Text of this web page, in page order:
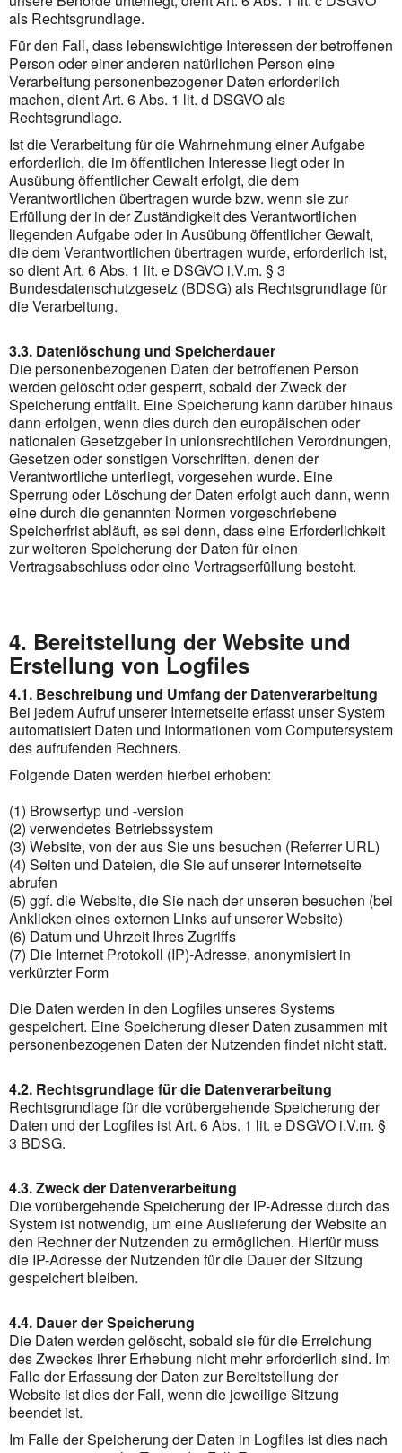
als Rechtsgrundlage.
Für den Fall, dass lebenswichtige Interessen der betroffenen
Person oder einer anderen natürlichen Person eine
Verarbeitung personenbezogener Daten erforderlich
machen, dient Art. 6 Abs. 1 lit. d DSGVO als
Rechtsgrundlage.
Ist die Verarbeitung für die Wahrnehmung einer Aufgabe
erforderlich, die im öffentlichen Interesse liegt oder in
Ausübung öffentlicher Gewalt erfolgt, die dem
Verantwortlichen übertragen wurde bzw. wenn sie zur
Erfüllung der in der Zuständigkeit des Verantwortlichen
liegenden Aufgabe oder in Ausübung öffentlicher Gewalt,
die dem Verantwortlichen übertragen wurde, erforderlich ist,
so dient Art. 6 Abs. 1 lit. e DSGVO i.V.m. § 3
Bundesdatenschutzgesetz (BDSG) als Rechtsgrundlage für
die Verarbeitung.
3.3. Datenlöschung und Speicherdauer
Die personenbezogenen Daten der betroffenen Person
werden gelöscht oder gesperrt, sobald der Zweck der
Speicherung entfällt. Eine Speicherung kann darüber hinaus
dann erfolgen, wenn dies durch den europäischen oder
nationalen Gesetzgeber in unionsrechtlichen Verordnungen,
Gesetzen oder sonstigen Vorschriften, denen der
Verantwortliche unterliegt, vorgesehen wurde. Eine
Sperrung oder Löschung der Daten erfolgt auch dann, wenn
eine durch die genannten Normen vorgeschriebene
Speicherfrist abläuft, es sei denn, dass eine Erforderlichkeit
zur weiteren Speicherung der Daten für einen
Vertragsabschluss oder eine Vertragserfüllung besteht.
4. Bereitstellung der Website und
Erstellung von Logfiles
4.1. Beschreibung und Umfang der Datenverarbeitung
Bei jedem Aufruf unserer Internetseite erfasst unser System
automatisiert Daten und Informationen vom Computersystem
des aufrufenden Rechners.
Folgende Daten werden hierbei erhoben:
(1) Browsertyp und -version
(2) verwendetes Betriebssystem
(3) Website, von der aus Sie uns besuchen (Referrer URL)
(4) Seiten und Dateien, die Sie auf unserer Internetseite
abrufen
(5) ggf. die Website, die Sie nach der unseren besuchen (bei
Anklicken eines externen Links auf unserer Website)
(6) Datum und Uhrzeit Ihres Zugriffs
(7) Die Internet Protokoll (IP)-Adresse, anonymisiert in
verkürzter Form
Die Daten werden in den Logfiles unseres Systems
gespeichert. Eine Speicherung dieser Daten zusammen mit
personenbezogenen Daten der Nutzenden findet nicht statt.
4.2. Rechtsgrundlage für die Datenverarbeitung
Rechtsgrundlage für die vorübergehende Speicherung der
Daten und der Logfiles ist Art. 6 Abs. 1 lit. e DSGVO i.V.m. §
3 BDSG.
4.3. Zweck der Datenverarbeitung
Die vorübergehende Speicherung der IP-Adresse durch das
System ist notwendig, um eine Auslieferung der Website an
den Rechner der Nutzenden zu ermöglichen. Hierfür muss
die IP-Adresse der Nutzenden für die Dauer der Sitzung
gespeichert bleiben.
4.4. Dauer der Speicherung
Die Daten werden gelöscht, sobald sie für die Erreichung
des Zweckes ihrer Erhebung nicht mehr erforderlich sind. Im
Falle der Erfassung der Daten zur Bereitstellung der
Website ist dies der Fall, wenn die jeweilige Sitzung
beendet ist.
Im Falle der Speicherung der Daten in Logfiles ist dies nach